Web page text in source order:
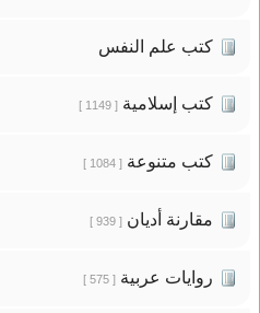
كتب علم النفس
كتب إسلامية[ 1149 ]
كتب متنوعة[ 1084 ]
مقارنة أديان[ 939 ]
روايات عربية[ 575 ]